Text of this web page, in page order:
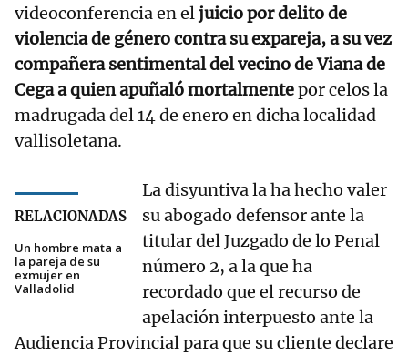
videoconferencia en eljuicio por delito de
violencia de género contra su expareja, a su vez
compañera sentimental del vecino de Viana de
Cega a quien apuñaló mortalmentepor celos la
madrugada del 14 de enero en dicha localidad
vallisoletana.
RELACIONADAS
Un hombre mata a
la pareja de su
exmujer en
Valladolid
La disyuntiva la ha hecho valer
su abogado defensor ante la
titular del Juzgado de lo Penal
número 2, a la que ha
recordado que el recurso de
apelación interpuesto ante la
Audiencia Provincial para que su cliente declare